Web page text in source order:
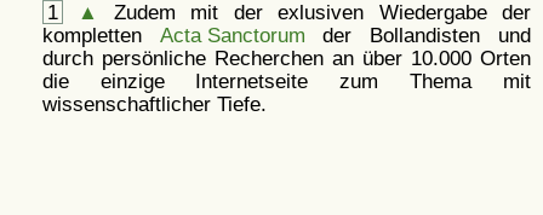
1 ▲
Zudem mit der exlusiven Wiedergabe der
kompletten Acta Sanctorum der Bollandisten und
durch persönliche Recherchen an über 10.000 Orten
die einzige Internetseite zum Thema mit
wissenschaftlicher Tiefe.